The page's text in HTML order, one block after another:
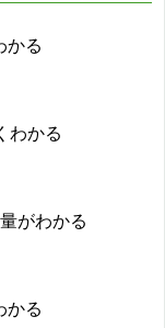
かる
わかる
がわかる
かる